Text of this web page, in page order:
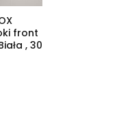
front
, 30